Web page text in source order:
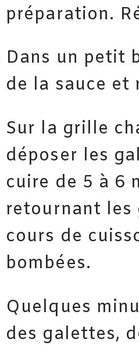
préparation.
Dans un petit
de la sauce et
Sur la grille
déposer les
cuire de 5 à 6
retournant les
cours de
bombées.
Quelques
des galettes,